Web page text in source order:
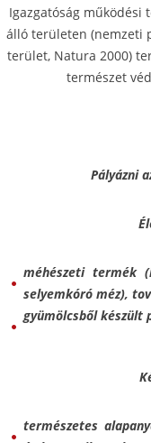
Igazgatóság
álló területen (nemzeti
terület, Natura 2000)
természet
Pályázni
méhészeti termék
selyemkóró méz),
gyümölcsből készült
természetes